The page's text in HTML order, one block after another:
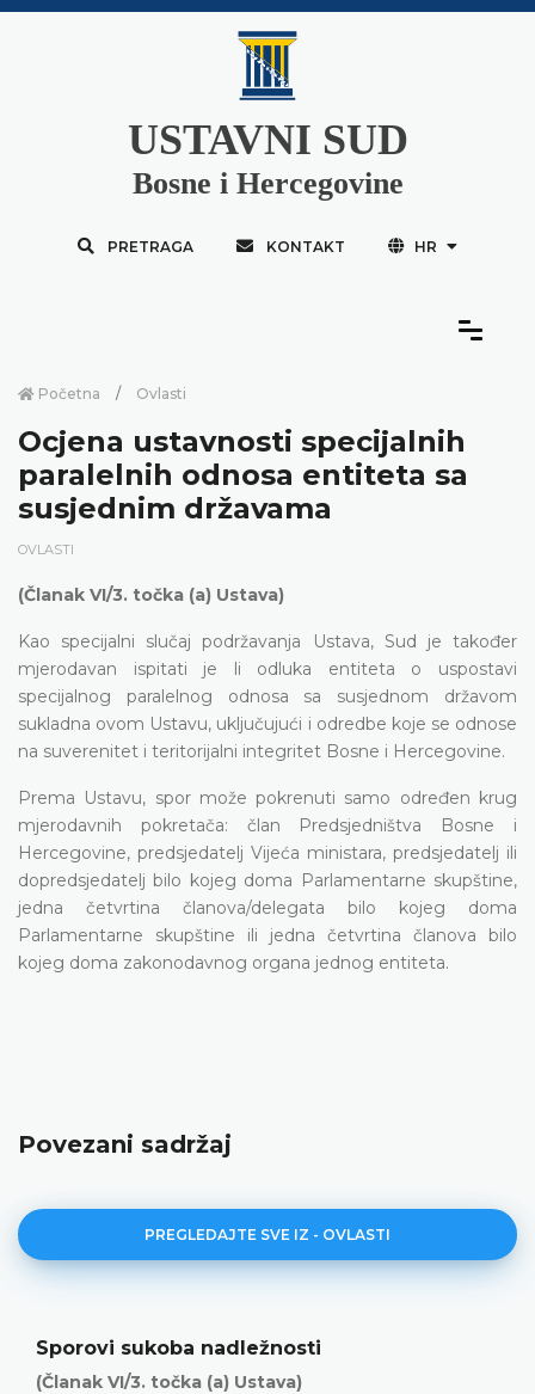
USTAVNI SUD
Bosne i Hercegovine
PRETRAGA KONTAKT HR
Početna Ovlasti
Ocjena ustavnosti specijalnih
paralelnih odnosa entiteta sa
susjednim državama
OVLASTI
(Članak VI/3. točka (a) Ustava)
Kao specijalni slučaj podržavanja Ustava, Sud je također
mjerodavan ispitati je li odluka entiteta o uspostavi
specijalnog paralelnog odnosa sa susjednom državom
sukladna ovom Ustavu, uključujući i odredbe koje se odnose
na suverenitet i teritorijalni integritet Bosne i Hercegovine.
Prema Ustavu, spor može pokrenuti samo određen krug
mjerodavnih pokretača: član Predsjedništva Bosne i
Hercegovine, predsjedatelj Vijeća ministara, predsjedatelj ili
dopredsjedatelj bilo kojeg doma Parlamentarne skupštine,
jedna četvrtina članova/delegata bilo kojeg doma
Parlamentarne skupštine ili jedna četvrtina članova bilo
kojeg doma zakonodavnog organa jednog entiteta.
Povezani sadržaj
PREGLEDAJTE SVE IZ - OVLASTI
Sporovi sukoba nadležnosti
(Članak VI/3. točka (a) Ustava)